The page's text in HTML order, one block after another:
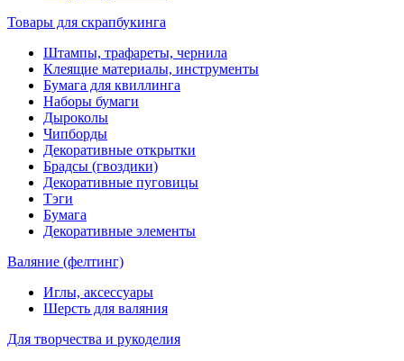
Товары для скрапбукинга
Штампы, трафареты, чернила
Клеящие материалы, инструменты
Бумага для квиллинга
Наборы бумаги
Дыроколы
Чипборды
Декоративные открытки
Брадсы (гвоздики)
Декоративные пуговицы
Тэги
Бумага
Декоративные элементы
Валяние (фелтинг)
Иглы, аксессуары
Шерсть для валяния
Для творчества и рукоделия